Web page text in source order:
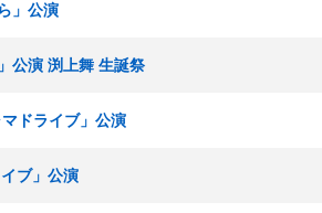
」公演
公演 渕上舞 生誕祭
ドライブ」公演
ブ」公演